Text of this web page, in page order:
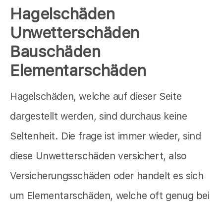
Hagelschäden
Unwetterschäden
Bauschäden
Elementarschäden
Hagelschäden, welche auf dieser Seite
dargestellt werden, sind durchaus keine
Seltenheit. Die frage ist immer wieder, sind
diese Unwetterschäden versichert, also
Versicherungsschäden oder handelt es sich
um Elementarschäden, welche oft genug bei